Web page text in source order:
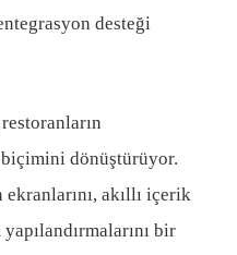
desteği
dönüştürüyor.
akıllı içerik
bir